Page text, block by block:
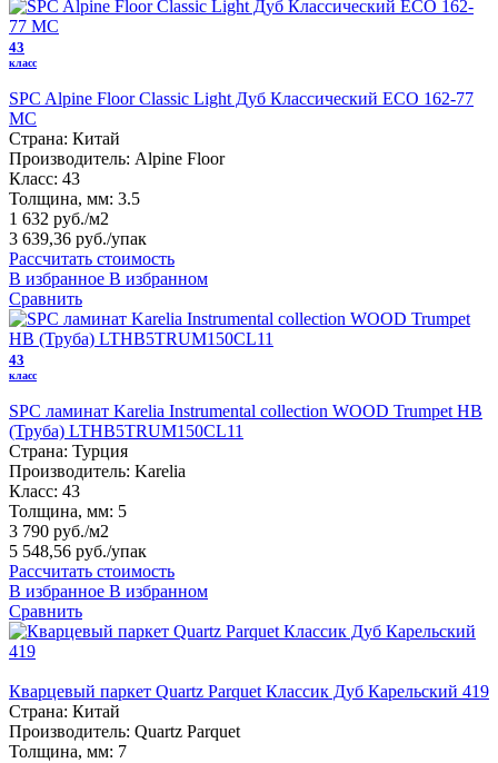
43
класс
SPC Alpine Floor Classic Light Дуб Классический ECO 162-77
MC
Страна: Китай
Производитель: Alpine Floor
Класс: 43
Толщина, мм: 3.5
1 632 руб./м2
3 639,36 руб./упак
Рассчитать стоимость
В избранное В избранном
Сравнить
43
класс
SPC ламинат Karelia Instrumental collection WOOD Trumpet HB
(Труба) LTHB5TRUM150CL11
Страна: Турция
Производитель: Karelia
Класс: 43
Толщина, мм: 5
3 790 руб./м2
5 548,56 руб./упак
Рассчитать стоимость
В избранное В избранном
Сравнить
Кварцевый паркет Quartz Parquet Классик Дуб Карельский 419
Страна: Китай
Производитель: Quartz Parquet
Толщина, мм: 7